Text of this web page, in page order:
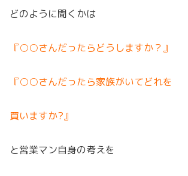
どのように聞くかは
『○○さんだったらどうしますか？』
『○○さんだったら家族がいてどれを
買いますか?』
と営業マン自身の考えを